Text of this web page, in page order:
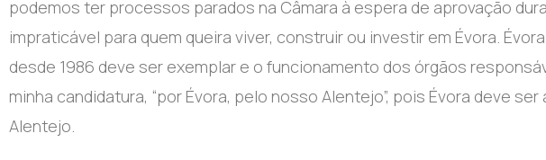
podemos ter processos parados na Câmara à espera de aprovação
impraticável para quem queira viver, construir ou investir em Évora.
desde 1986 deve ser exemplar e o funcionamento dos órgãos
minha candidatura, “por Évora, pelo nosso Alentejo”, pois Évora deve
Alentejo.